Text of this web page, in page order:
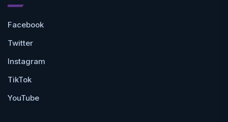
Facebook
Twitter
Instagram
TikTok
YouTube